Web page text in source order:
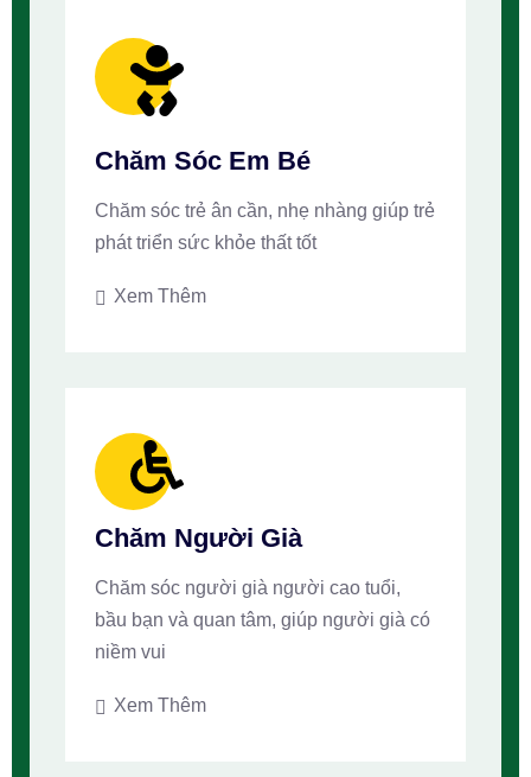
Chăm Sóc Em Bé
Chăm sóc trẻ ân cần, nhẹ nhàng giúp trẻ
phát triển sức khỏe thất tốt
Xem Thêm
Chăm Người Già
Chăm sóc người già người cao tuổi,
bầu bạn và quan tâm, giúp người già có
niềm vui
Xem Thêm